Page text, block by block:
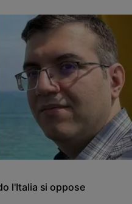
l'Italia si oppose